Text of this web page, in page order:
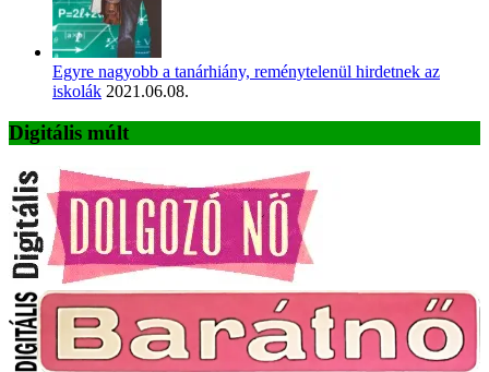
Egyre nagyobb a tanárhiány, reménytelenül hirdetnek az
iskolák 2021.06.08.
Digitális múlt